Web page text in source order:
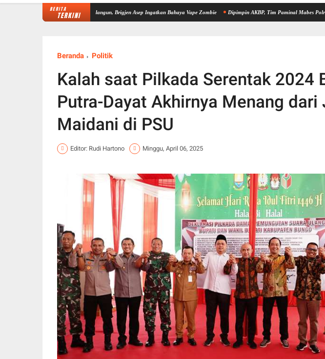
BERITA
TERKINI
Sinergi P4GN di Sarolangun, Brigjen Asep Ingatkan Bahaya Vape Zombie Dipimpin AKBP, Tim Paminal Mabes Polri Lakukan
Beranda Politik
Kalah saat Pilkada Serentak 2024
Putra-Dayat Akhirnya Menang dari
Maidani di PSU
Editor: Rudi Hartono Minggu, April 06, 2025